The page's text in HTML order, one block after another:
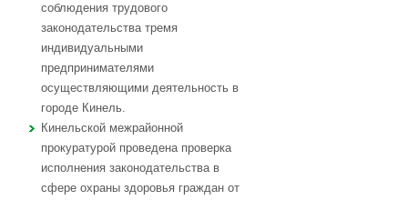
соблюдения трудового
законодательства тремя
индивидуальными
предпринимателями
осуществляющими деятельность в
городе Кинель.
Кинельской межрайонной
прокуратурой проведена проверка
исполнения законодательства в
сфере охраны здоровья граждан от